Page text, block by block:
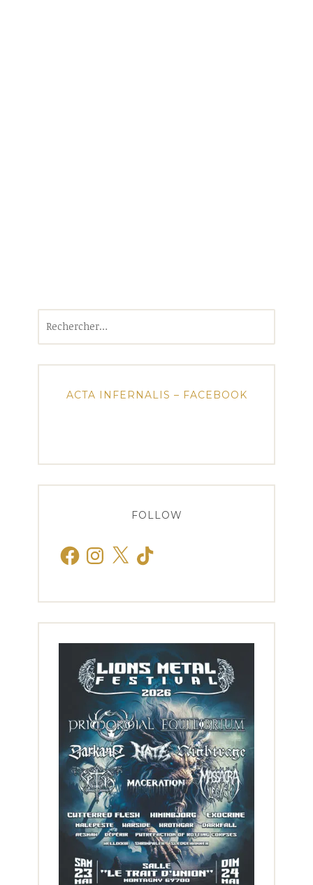
ACTA INFERNALIS – FACEBOOK
FOLLOW
FacebookInstagram
X TikTok